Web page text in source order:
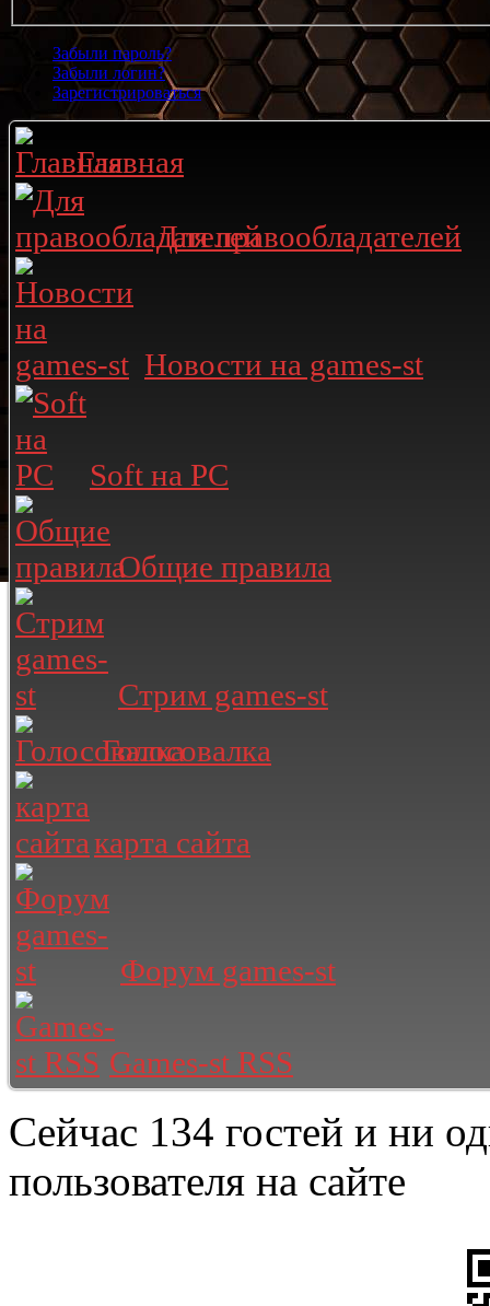
Забыли пароль?
Забыли логин?
Зарегистрироваться
Главная
Для правообладателей
Новости на games-st
Soft на PC
Общие правила
Стрим games-st
Голосовалка
карта сайта
Форум games-st
Games-st RSS
Сейчас 134 гостей и ни
пользователя на сайте